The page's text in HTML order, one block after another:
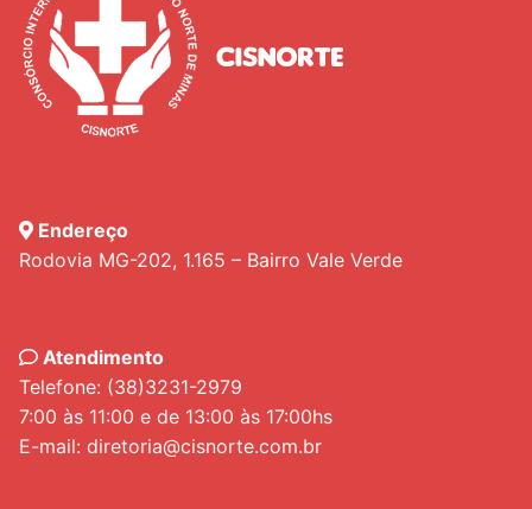
Endereço
Rodovia MG-202, 1.165 – Bairro Vale Verde
Atendimento
Telefone: (38)3231-2979
7:00 às 11:00 e de 13:00 às 17:00hs
E-mail: diretoria@cisnorte.com.br